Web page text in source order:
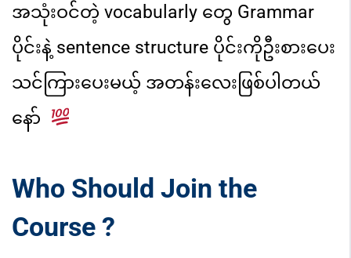
အသုံးဝင်တဲ့ vocabularly တွေ Grammar
ပိုင်းနဲ့ sentence structure ပိုင်းကိုဦးစားပေး
သင်ကြားပေးမယ့် အတန်းလေးဖြစ်ပါတယ်
နော်
Who Should Join the
Course ?